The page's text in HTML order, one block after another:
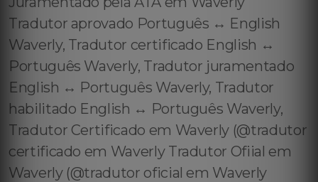
Tradutor aprovado Português ↔️ English
Waverly, Tradutor certificado English ↔️
Português Waverly, Tradutor juramentado
English ↔️ Português Waverly, Tradutor
habilitado English ↔️ Português Waverly,
Tradutor Certificado em Waverly (@tradutor
certificado em Waverly Tradutor Ofiial em
Waverly (@tradutor oficial em Waverly